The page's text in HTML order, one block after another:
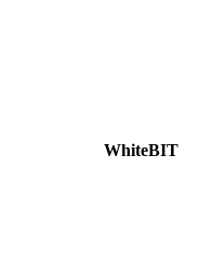
WhiteBIT